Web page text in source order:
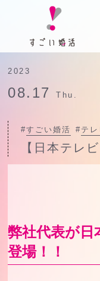
2023
08.17 Thu.
#すごい婚活 #テ
【日本テレ
弊社代表が日
登場！！